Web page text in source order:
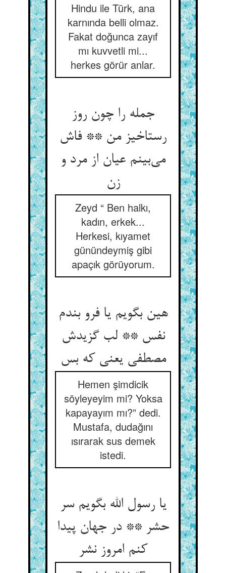
Hindu ile Türk, ana
karnında belli olmaz.
Fakat doğunca zayıf
mı kuvvetli mi...
herkes görür anlar.
جمله را چون روز
رستاخیز من ** فاش
می‌‌بینم عیان از مرد و
زن‌‌
Zeyd “ Ben halkı,
kadın, erkek...
Herkesi, kıyamet
günündeymiş gibi
apaçık görüyorum.
هین بگویم یا فرو بندم
نفس ** لب گزیدش
مصطفی یعنی که بس‌‌
Hemen şimdicik
söyleyeyim mi? Yoksa
kapayayım mı?” dedi.
Mustafa, dudağını
ısırarak sus demek
istedi.
یا رسول الله بگویم سر
حشر ** در جهان پیدا
کنم امروز نشر